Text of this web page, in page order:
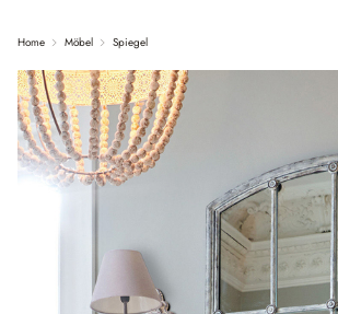
Home Möbel Spiegel